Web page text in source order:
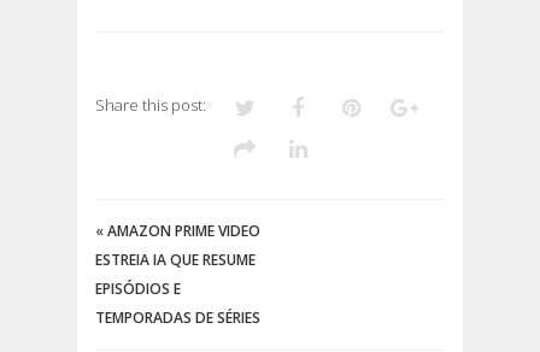
Share this post:
«AMAZON PRIME VIDEO
ESTREIA IA QUE RESUME
EPISÓDIOS E
TEMPORADAS DE SÉRIES